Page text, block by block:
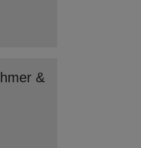
&